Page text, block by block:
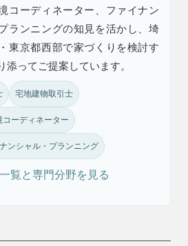
コーディネーター、ファイナン
ランニングの知見を活かし、埼
東京都西部で家づくりを検討す
添ってご提案しています。
宅地建物取引士
コーディネーター
ンシャル・プランニング
覧と専門分野を見る